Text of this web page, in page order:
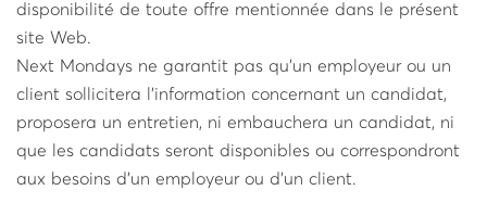
disponibilité de toute offre mentionnée dans le présent
site Web.
Next Mondays ne garantit pas qu'un employeur ou un
client sollicitera l'information concernant un candidat,
proposera un entretien, ni embauchera un candidat, ni
que les candidats seront disponibles ou correspondront
aux besoins d'un employeur ou d'un client.